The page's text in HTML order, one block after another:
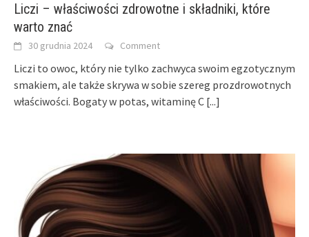
Liczi – właściwości zdrowotne i składniki, które
warto znać
30 grudnia 2024 Comment
Liczi to owoc, który nie tylko zachwyca swoim egzotycznym
smakiem, ale także skrywa w sobie szereg prozdrowotnych
właściwości. Bogaty w potas, witaminę C [...]